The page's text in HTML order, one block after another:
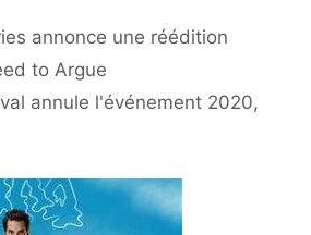
annonce une réédition
to Argue
annule l'événement 2020,